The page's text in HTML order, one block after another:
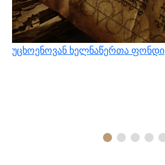
უცხოენოვან ხელნაწერთა ფონდი